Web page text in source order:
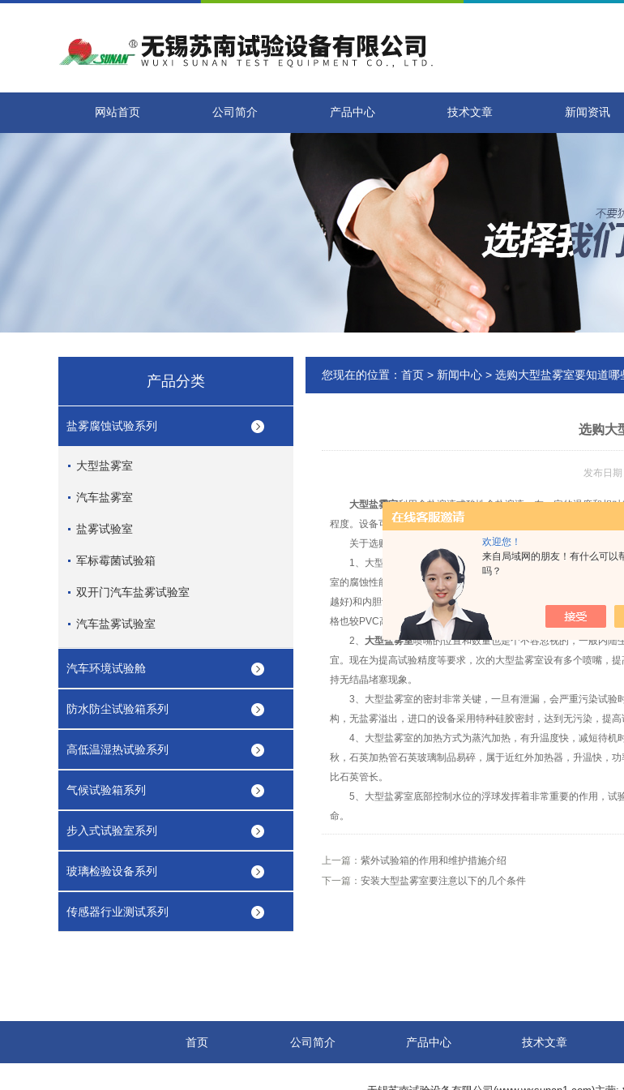
欢迎您！
来自局域网的朋友！有什么可以
吗？
网站首页 公司简介 产品中心 技术文章 新闻资讯
产品分类
盐雾腐蚀试验系列
大型盐雾室
汽车盐雾室
盐雾试验室
军标霉菌试验箱
双开门汽车盐雾试验室
汽车盐雾试验室
汽车环境试验舱
防水防尘试验箱系列
高低温湿热试验系列
气候试验箱系列
步入式试验室系列
玻璃检验设备系列
传感器行业测试系列
您现在的位置： 首页 > 新闻中心 > 选购大型盐雾室要知道哪
选购大
发布日
大型盐雾室利用含盐溶液或酸性含盐溶液，在一定的温度和相
程度。设备可以用来考核材料及其防护层的抗盐雾腐蚀的能力，以
关于选购大型盐雾室的几点须知：
1、大型盐雾室是通过模拟自然环境中的大气温度、湿度，对材
室的腐蚀性能是非常强的，而对于设备本身的耐腐蚀性也是我们首
越好)和内胆设施，PVC具有很高的耐腐蚀性，对于设备有很好的
格也较PVC高。
2、 大型盐雾室喷嘴的位置和数量也是个不容忽视的，一般内
宜。现在为提高试验精度等要求，次的大型盐雾室设有多个喷嘴，
持无结晶堵塞现象。
3、大型盐雾室的密封非常关键，一旦有泄漏，会严重污染试验
构，无盐雾溢出，进口的设备采用特种硅胶密封，达到无污染，提高
4、大型盐雾室的加热方式为蒸汽加热，有升温度快，减短待机
秋，石英加热管石英玻璃制品易碎，属于近红外加热器，升温快，
比石英管长。
5、大型盐雾室底部控制水位的浮球发挥着非常重要的作用，试
命。
上一篇： 紫外试验箱的作用和维护措施介绍
下一篇： 安装大型盐雾室要注意以下的几个条件
首页 公司简介 产品中心 技术文章